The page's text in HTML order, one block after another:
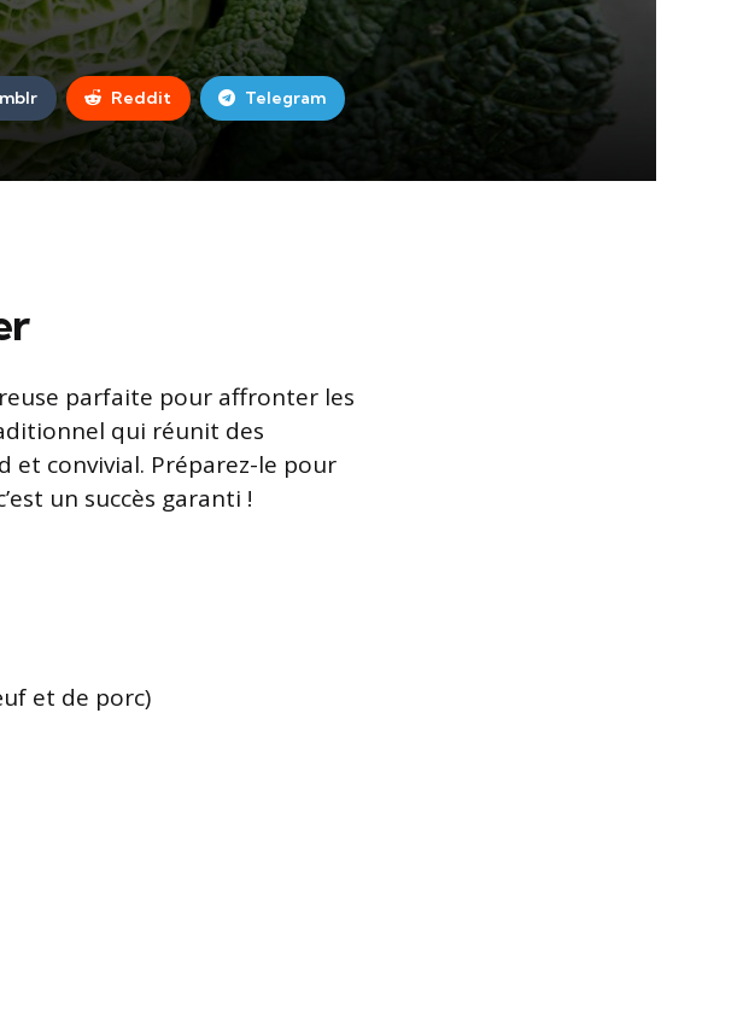
Reddit Telegram
parfaite pour affronter les
qui réunit des
convivial. Préparez-le pour
un succès garanti !
et de porc)